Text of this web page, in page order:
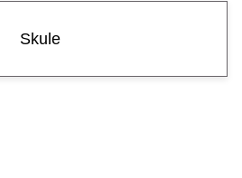
Skule